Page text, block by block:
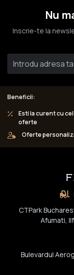
Nu
Inscrie-te la
Beneficii:
Esti la curent cu
oferte
Oferte
CTPark
Afumati,
Bulevardul